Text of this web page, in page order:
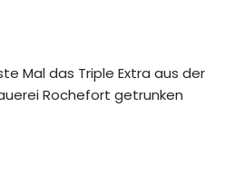
Mal das Triple Extra aus der
Rochefort getrunken